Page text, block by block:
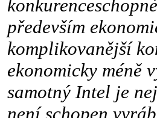
především
komplikovanější
ekonomicky méně
samotný Intel je
není schopen